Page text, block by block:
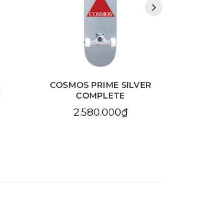
COSMOS PRIME SILVER
COMPLETE
2.580.000₫